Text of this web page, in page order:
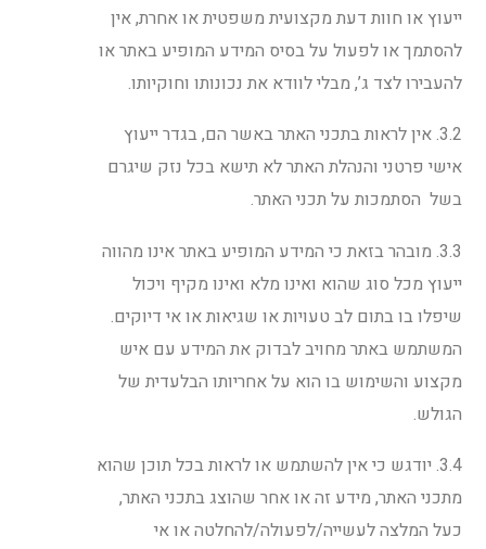
ייעוץ או חוות דעת מקצועית משפטית או אחרת, אין
להסתמך או לפעול על בסיס המידע המופיע באתר או
להעבירו לצד ג’, מבלי לוודא את נכונותו וחוקיותו.
3.2. אין לראות בתכני האתר באשר הם, בגדר ייעוץ
אישי פרטני והנהלת האתר לא תישא בכל נזק שיגרם
בשל הסתמכות על תכני האתר.
3.3. מובהר בזאת כי המידע המופיע באתר אינו מהווה
ייעוץ מכל סוג שהוא ואינו מלא ואינו מקיף ויכול
שיפלו בו בתום לב טעויות או שגיאות או אי דיוקים.
המשתמש באתר מחויב לבדוק את המידע עם איש
מקצוע והשימוש בו הוא על אחריותו הבלעדית של
הגולש.
3.4. יודגש כי אין להשתמש או לראות בכל תוכן שהוא
מתכני האתר, מידע זה או אחר שהוצג בתכני האתר,
כעל המלצה לעשייה/לפעולה/להחלטה או אי